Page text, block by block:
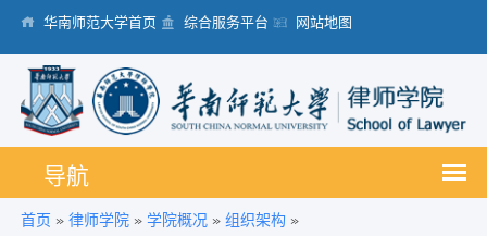
华南师范大学首页 综合服务平台 网站地图
首页 »律师学院 »学院概况 »组织架构 »